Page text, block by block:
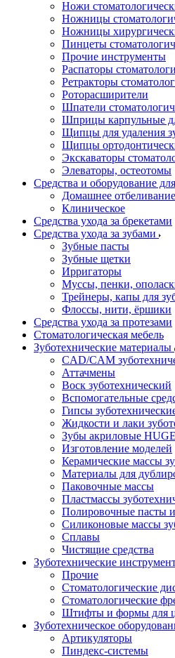
Ножи
Ножницы
Ножницы
Пинцеты
Прочие инструменты
Распаторы
Ретракторы
Роторасширители
Шпатели
Шприцы карпульные
Щипцы для удаления
Щипцы
Экскаваторы
Элеваторы, остеотомы
Средства и оборудование
Домашнее
Клиническое
Средства ухода за брекетами
Средства ухода за зубами
Зубные пасты
Зубные щетки
Ирригаторы
Муссы, пенки,
Трейнеры, капы для
Флоссы, нити, ёршики
Средства ухода за протезами
Стоматологическая мебель
Зуботехнические материалы
CAD/CAM
Аттачмены
Воск зуботехнический
Вспомогательные
Гипсы
Жидкости и лаки
Зубы акриловые
Изготовление моделей
Керамические массы
Материалы для
Паковочные массы
Пластмассы
Полировочные пасты
Силиконовые массы
Сплавы
Чистящие средства
Зуботехнические
Прочие
Стоматологические
Стоматологические
Штифты и формы для
Зуботехническое
Артикуляторы
Пиндекс-системы